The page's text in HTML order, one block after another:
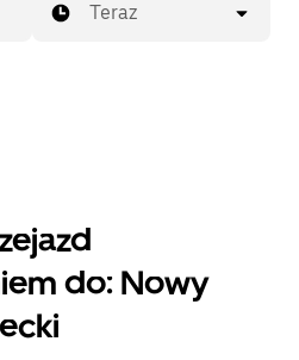
Teraz
do: Nowy